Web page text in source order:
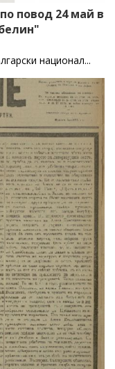
повод 24 май в
национал...